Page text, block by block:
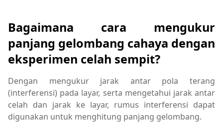
Bagaimana cara mengukur
panjang gelombang cahaya dengan
eksperimen celah sempit?
Dengan mengukur jarak antar pola terang
(interferensi) pada layar, serta mengetahui jarak antar
celah dan jarak ke layar, rumus interferensi dapat
digunakan untuk menghitung panjang gelombang.